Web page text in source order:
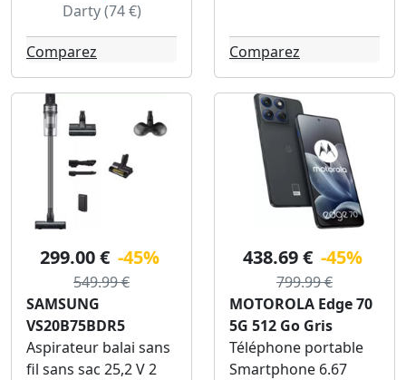
Darty (74 €)
Comparez Comparez
299.00 € -45%
549.99 €
SAMSUNG
VS20B75BDR5
Aspirateur balai sans
fil sans sac 25,2 V 2
438.69 € -45%
799.99 €
MOTOROLA Edge 70
5G 512 Go Gris
Téléphone portable
Smartphone 6.67